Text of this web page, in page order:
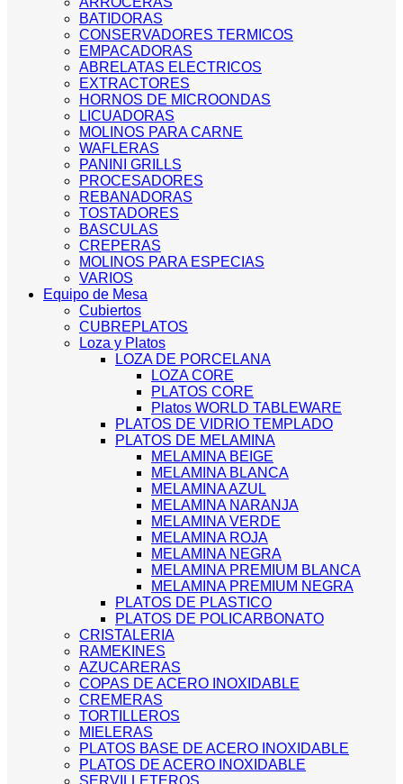
BATIDORAS
CONSERVADORES TERMICOS
EMPACADORAS
ABRELATAS ELECTRICOS
EXTRACTORES
HORNOS DE MICROONDAS
LICUADORAS
MOLINOS PARA CARNE
WAFLERAS
PANINI GRILLS
PROCESADORES
REBANADORAS
TOSTADORES
BASCULAS
CREPERAS
MOLINOS PARA ESPECIAS
VARIOS
Equipo de Mesa
Cubiertos
CUBREPLATOS
Loza y Platos
LOZA DE PORCELANA
LOZA CORE
PLATOS CORE
Platos WORLD TABLEWARE
PLATOS DE VIDRIO TEMPLADO
PLATOS DE MELAMINA
MELAMINA BEIGE
MELAMINA BLANCA
MELAMINA AZUL
MELAMINA NARANJA
MELAMINA VERDE
MELAMINA ROJA
MELAMINA NEGRA
MELAMINA PREMIUM BLANCA
MELAMINA PREMIUM NEGRA
PLATOS DE PLASTICO
PLATOS DE POLICARBONATO
CRISTALERIA
RAMEKINES
AZUCARERAS
COPAS DE ACERO INOXIDABLE
CREMERAS
TORTILLEROS
MIELERAS
PLATOS BASE DE ACERO INOXIDABLE
PLATOS DE ACERO INOXIDABLE
SERVILLETEROS